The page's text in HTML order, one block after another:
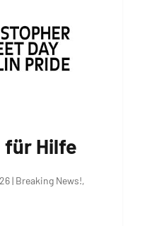
Hilfe
| Breaking News!,